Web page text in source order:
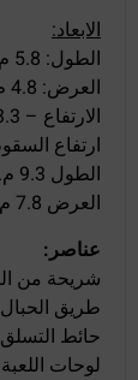
الابعاد:
الطول: 5.8 م.
العرض: 4.8 م.
الارتفاع – 3.3 م.
ارتفاع السقوط
الطول 9.3 م.
العرض 7.8 م.
عناصر:
شريحة من
طريق
حائط
لوحات